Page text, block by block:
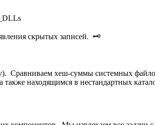
скрытых записей. 🗝️
Сравниваем хеш-суммы системных
находящимся в нестандартных